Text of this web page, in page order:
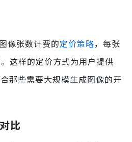
像张数计费的定价策略，每张
这样的定价方式为用户提供
那些需要大规模生成图像的开
比